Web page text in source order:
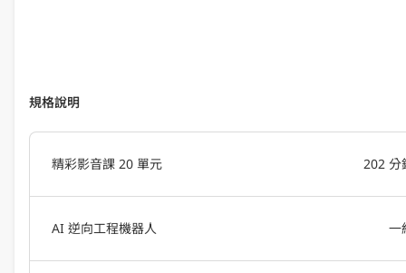
規格說明
精彩影音課 20 單元 202 分
AI 逆向工程機器人 一